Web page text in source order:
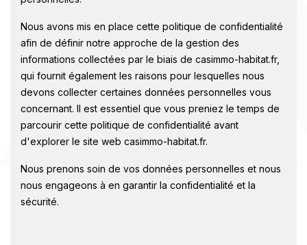
Nous avons mis en place cette politique de confidentialité
afin de définir notre approche de la gestion des
informations collectées par le biais de casimmo-habitat.fr,
qui fournit également les raisons pour lesquelles nous
devons collecter certaines données personnelles vous
concernant. Il est essentiel que vous preniez le temps de
parcourir cette politique de confidentialité avant
d'explorer le site web casimmo-habitat.fr.
Nous prenons soin de vos données personnelles et nous
nous engageons à en garantir la confidentialité et la
sécurité.